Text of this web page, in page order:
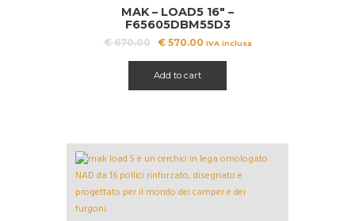
MAK – LOAD5 16″ –
F65605DBM55D3
€670.00
Il
era:
€ 670.00.
€570.00Il
€ 570.00.
IVA inclusa
Add to cart